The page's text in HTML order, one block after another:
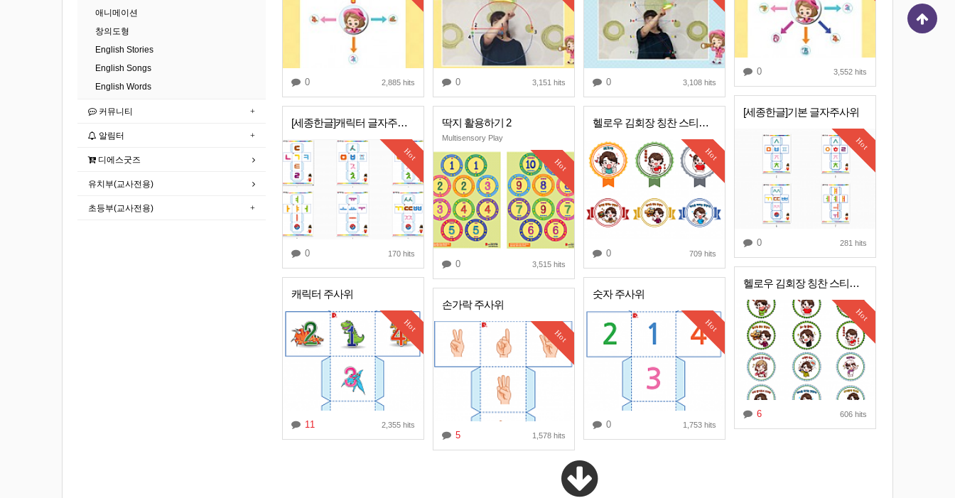
0 3,151 hits 0 3,108 hits
0 3,552 hits
0 2,885 hits
[세종한글]기본 글자주사위
Hot
0 281 hits
[세종한글]캐릭터 글자주사위
Hot
0 170 hits
딱지 활용하기 2
Multisensory Play
Hot
0 3,515 hits
헬로우 김회장 칭찬 스티커를 공유합니다 ^0^ 2탄
Hot
0 709 hits
헬로우 김회장 칭찬 스티커를 공유합니다 ^0^ 1탄
Hot
6 606 hits
캐릭터 주사위
Hot
11 2,355 hits
숫자 주사위
Hot
0 1,753 hits
손가락 주사위
Hot
5 1,578 hits
애니메이션
창의도형
English Stories
English Songs
English Words
커뮤니티
알림터
디에스굿즈
유치부(교사전용)
초등부(교사전용)